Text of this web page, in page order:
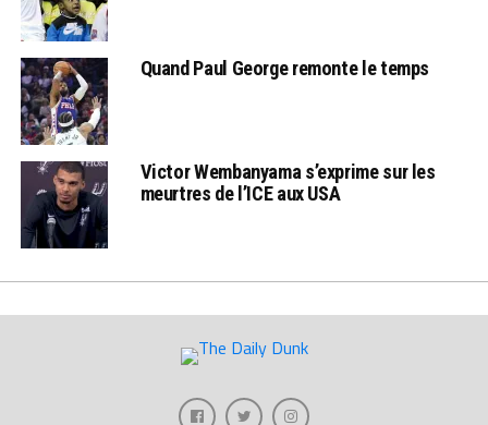
Quand Paul George remonte le temps
Victor Wembanyama s’exprime sur les
meurtres de l’ICE aux USA